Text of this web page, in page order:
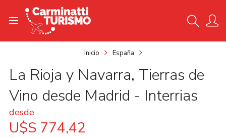
Inicio España
La Rioja y Navarra, Tierras de
Vino desde Madrid - Interrias
desde
U$S 774,42